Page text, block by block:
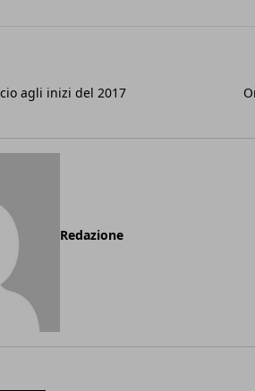
agli inizi del 2017
Redazione